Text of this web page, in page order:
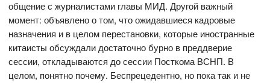
общение с журналистами главы МИД. Другой важный
момент: объявлено о том, что ожидавшиеся кадровые
назначения и в целом перестановки, которые иностранные
китаисты обсуждали достаточно бурно в преддверие
сессии, откладываются до сессии Посткома ВСНП. В
целом, понятно почему. Беспрецедентно, но пока так и не